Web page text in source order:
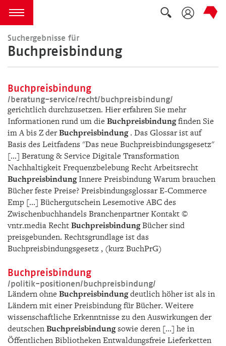
zum Inhalt springen
Menü öffnen
Suche
Suchergebnisse für
Buchpreisbindung
Buchpreisbindung
/­beratung-service/­recht/­buchpreisbindung/­
gerichtlich durchzusetzen. Hier erfahren Sie mehr
Informationen rund um die Buchpreisbindungfinden Sie
im A bis Z der Buchpreisbindung. Das Glossar ist auf
Basis des Leitfadens "Das neue Buchpreisbindungsgesetz"
[...] Beratung & Service Digitale Transformation
Nachhaltigkeit Frequenzbelebung Recht Arbeitsrecht
BuchpreisbindungInnere Preisbindung Warum brauchen
Bücher feste Preise? Preisbindungsglossar E-Commerce
Emp [...] Büchergutschein Lesemotive ABC des
Zwischenbuchhandels Branchenpartner Kontakt ©
vntr.media Recht BuchpreisbindungBücher sind
preisgebunden. Rechtsgrundlage ist das
Buchpreisbindungsgesetz , (kurz BuchPrG)
Buchpreisbindung
/­politik-positionen/­buchpreisbindung/­
Ländern ohne Buchpreisbindungdeutlich höher ist als in
Ländern mit einer Preisbindung für Bücher. Weitere
wissenschaftliche Erkenntnisse zu den Auswirkungen der
deutschen Buchpreisbindungsowie deren [...] he in
Öffentlichen Bibliotheken Entwaldungsfreie Lieferketten